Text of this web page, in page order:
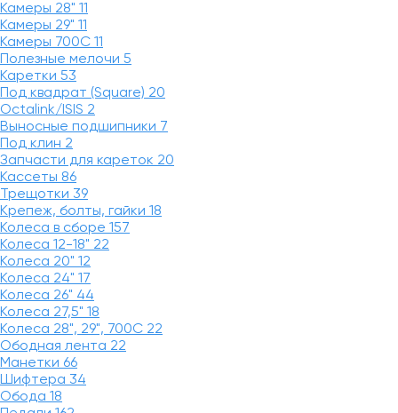
Камеры 28" 11
Камеры 29" 11
Камеры 700C 11
Полезные мелочи 5
Каретки 53
Под квадрат (Square) 20
Octalink/ISIS 2
Выносные подшипники 7
Под клин 2
Запчасти для кареток 20
Кассеты 86
Трещотки 39
Крепеж, болты, гайки 18
Колеса в сборе 157
Колеса 12-18" 22
Колеса 20" 12
Колеса 24" 17
Колеса 26" 44
Колеса 27,5" 18
Колеса 28", 29", 700С 22
Ободная лента 22
Манетки 66
Шифтера 34
Обода 18